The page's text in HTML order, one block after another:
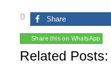
0 Share
Share this on WhatsApp
Related Posts: